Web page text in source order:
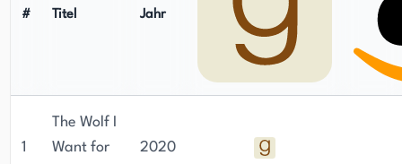
# Titel Jahr
1
The Wolf I
Want for
2020